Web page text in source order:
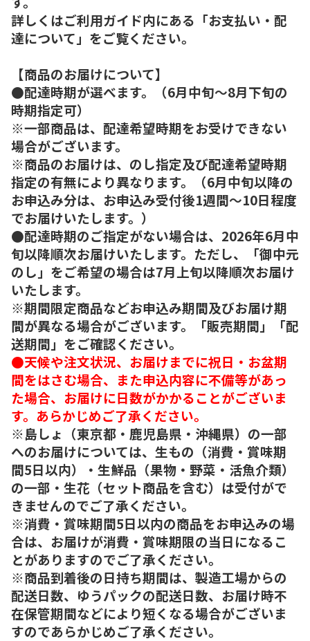
詳しくはご利用ガイド内にある「お支払い・配
達について」をご覧ください。
【商品のお届けについて】
●配達時期が選べます。（6月中旬～8月下旬の
時期指定可）
※一部商品は、配達希望時期をお受けできない
場合がございます。
※商品のお届けは、のし指定及び配達希望時期
指定の有無により異なります。（6月中旬以降の
お申込み分は、お申込み受付後1週間～10日程度
でお届けいたします。）
●配達時期のご指定がない場合は、2026年6月中
旬以降順次お届けいたします。ただし、「御中元
のし」をご希望の場合は7月上旬以降順次お届け
いたします。
※期間限定商品などお申込み期間及びお届け期
間が異なる場合がございます。「販売期間」「配
送期間」をご確認ください。
●天候や注文状況、お届けまでに祝日・お盆期
間をはさむ場合、また申込内容に不備等があっ
た場合、お届けに日数がかかることがございま
す。あらかじめご了承ください。
※島しょ（東京都・鹿児島県・沖縄県）の一部
へのお届けについては、生もの（消費・賞味期
間5日以内）・生鮮品（果物・野菜・活魚介類）
の一部・生花（セット商品を含む）は受付がで
きませんのでご了承ください。
※消費・賞味期間5日以内の商品をお申込みの場
合は、お届けが消費・賞味期限の当日になるこ
とがありますのでご了承ください。
※商品到着後の日持ち期間は、製造工場からの
配送日数、ゆうパックの配送日数、お届け時不
在保管期間などにより短くなる場合がございま
すのであらかじめご了承ください。